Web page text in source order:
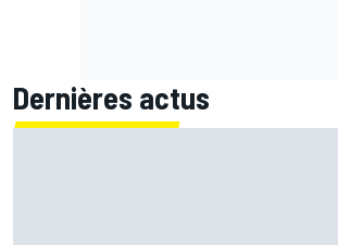
Dernières actus